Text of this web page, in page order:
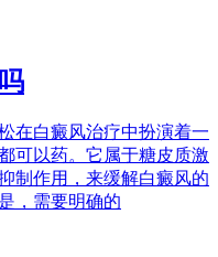
在白癜风治疗中扮演着一
可以药。它属于糖皮质激
制作用，来缓解白癜风的
，需要明确的